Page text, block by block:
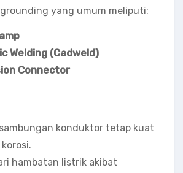
yang umum meliputi:
Welding (Cadweld)
Connector
konduktor tetap kuat
hambatan listrik akibat